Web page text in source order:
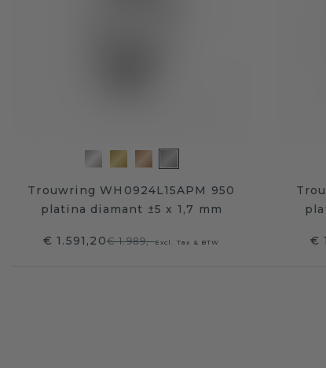
Trouwring WH0924L15APM 950
platina diamant ±5 x 1,7 mm
€ 1.591,20€ 1.989,-Excl. Tax & BTW €